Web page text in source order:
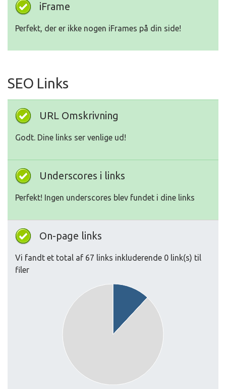
iFrame
Perfekt, der er ikke nogen iFrames på din side!
SEO Links
URL Omskrivning
Godt. Dine links ser venlige ud!
Underscores i links
Perfekt! Ingen underscores blev fundet i dine links
On-page links
Vi fandt et total af 67 links inkluderende 0 link(s) til
filer